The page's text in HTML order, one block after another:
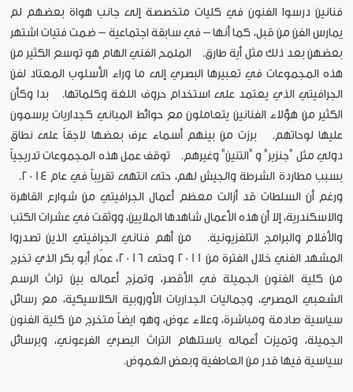
فنانين درسوا الفنون في كليات متخصصة إلى جانب هواة بعضهم لم
يمارس الفن من قبل، كما أنها – في سابقة اجتماعية – ضمت فتيات اشتهر
بعضهن بعد ذلك مثل أية طارق. الملمح الفني الهام هو توسع الكثير من
هذه المجموعات في تعبيرها البصري إلى ما وراء الأسلوب المعتاد لفن
الجرافيتي الذي يعتمد على استخدام حروف اللغة وكلماتها. بدا وكأن
الكثير من هؤلاء الفنانين يتعاملون مع حوائط المباني كجداريات يرسمون
عليها لوحاتهم. برزت من بينهم أسماء عرف بعضها لاجقاً على نطاق
دولي مثل "جنزير" و "التنين" وغيرهم. توقف عمل هذه المجموعات تدريجياً
بسبب مطاردة الشرطة والجيش لهم، حتى انتهى تقريباً في عام 2014.
ورغم أن السلطات قد أزالت معظم أعمال الجرافيتي من شوارع القاهرة
والاسكندرية، إلا أن هذه الأعمال شاهدها الملايين، ووثقت في عشرات الكتب
والأفلام والبرامج التلفزيونية. من أهم فناني الجرافيتي الذين تصدروا
المشهد الفني خلال الفترة من 2011 وحتى 2016، عمّار أبو بكر الذي تخرج
من كلية الفنون الجميلة في الأقصر، وتمزج أعماله بين تراث الرسم
الشعبي المصري، وجماليات الجداريات الأوروبية الكلاسيكية، مع رسائل
سياسية صادمة ومباشرة، وعلاء عوض، وهو ايضاً متخرج من كلية الفنون
الجميلة، وتميزت أعماله باستلهام التراث البصري الفرعوني، وبرسائل
سياسية فيها قدر من العاطفية وبعض الغموض.